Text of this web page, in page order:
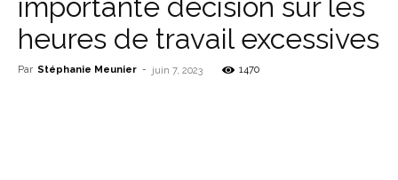
importante décision sur les
heures de travail excessives
Par Stéphanie Meunier - juin 7, 2023 1470